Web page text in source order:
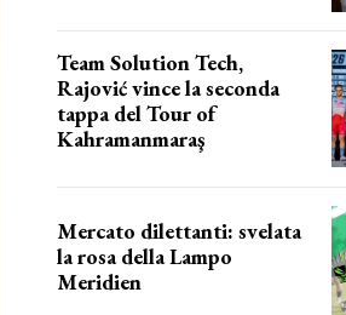
Team Solution Tech,
Rajović vince la seconda
tappa del Tour of
Kahramanmaraş
Mercato dilettanti: svelata
la rosa della Lampo
Meridien